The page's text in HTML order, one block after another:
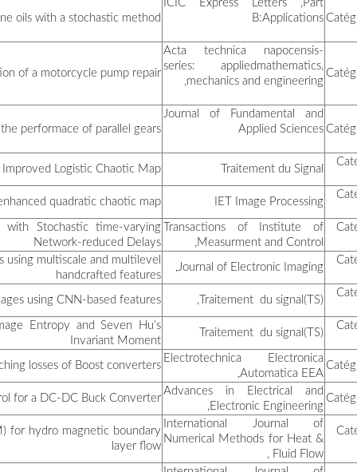
بن زايد لامية
تمالوسي نعيمة
عروج محمد
a tweak هرباجي جمال
Robust Stability and
روامل محمد
شرقي عبد الحكيم
Novel Method for Brain
قتال عز الدين
Design and قيزة ذوادي
A new improved
غريب سهام